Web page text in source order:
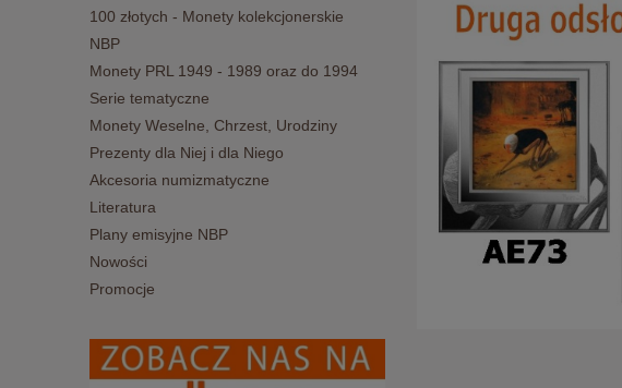
100 złotych - Monety kolekcjonerskie
NBP
Monety PRL 1949 - 1989 oraz do 1994
Serie tematyczne
Monety Weselne, Chrzest, Urodziny
Prezenty dla Niej i dla Niego
Akcesoria numizmatyczne
Literatura
Plany emisyjne NBP
Nowości
Promocje